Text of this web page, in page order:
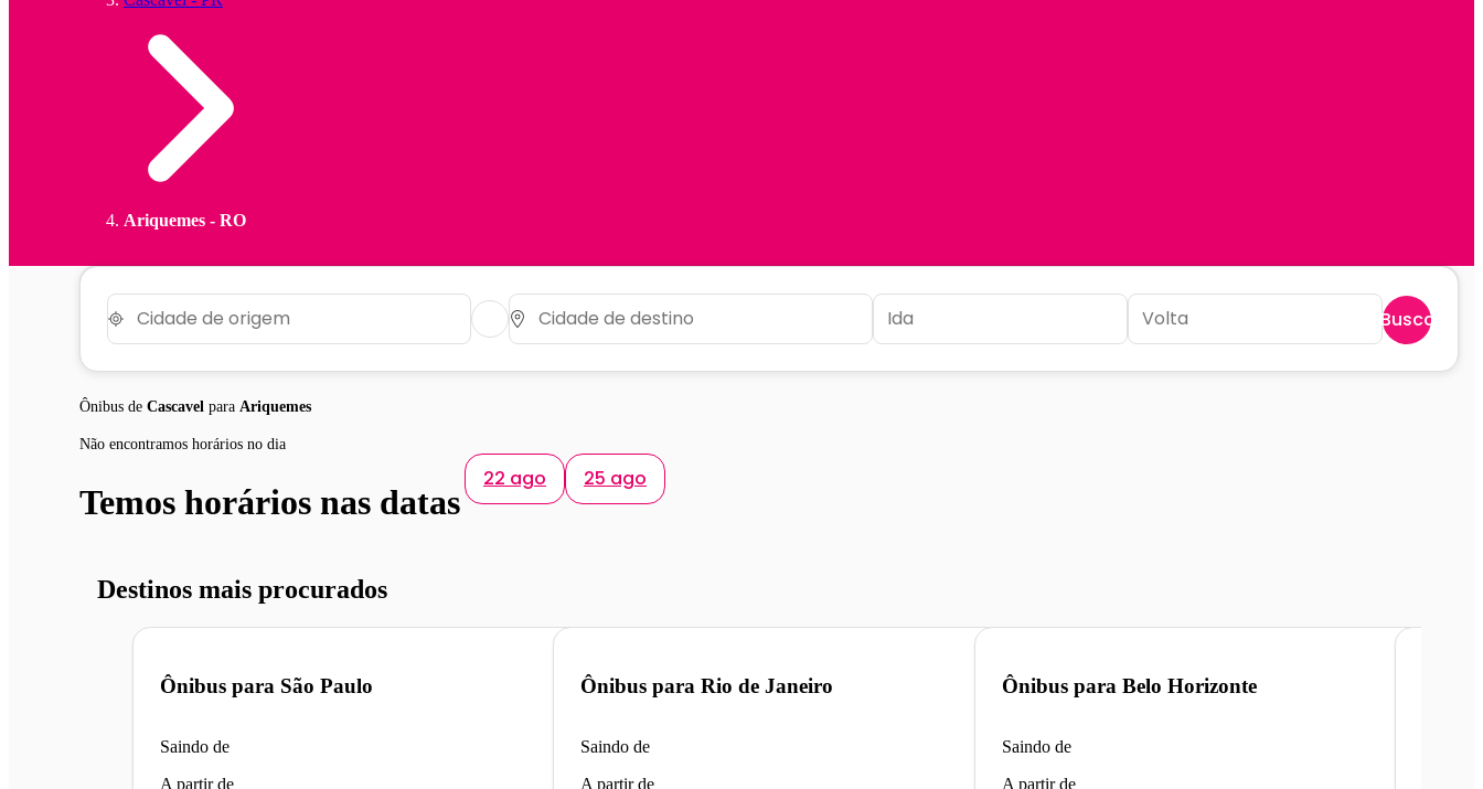
Ariquemes - RO
Buscar
Ônibus de Cascavel para Ariquemes
Não encontramos horários no dia
Temos horários nas datas
22 ago 25 ago
Destinos mais procurados
Ônibus para São Paulo
Saindo de
A partir de
Ônibus paraRio de Janeiro
Saindo de
A partir de
Ônibus para Belo Horizonte
Saindo de
A partir de